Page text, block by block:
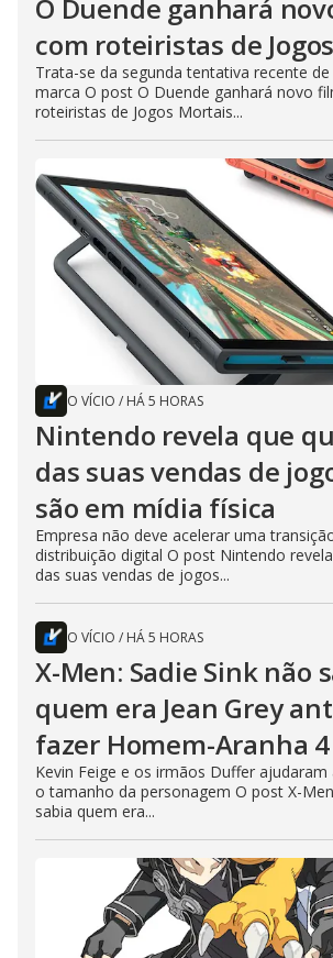
O Duende ganhará
com roteiristas de
Trata-se da segunda tentativa recente
marca O post O Duende ganhará novo
roteiristas de Jogos Mortais...
O VÍCIO / HÁ 5 HORAS
Nintendo revela que
das suas vendas de
são em mídia física
Empresa não deve acelerar uma
distribuição digital O post Nintendo
das suas vendas de jogos...
O VÍCIO / HÁ 5 HORAS
X-Men: Sadie Sink não
quem era Jean Grey
fazer Homem-Aranha 4
Kevin Feige e os irmãos Duffer
o tamanho da personagem O post X-
sabia quem era...